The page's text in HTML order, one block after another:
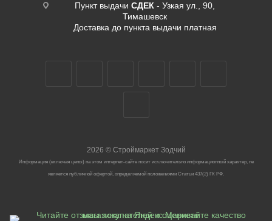
Пункт выдачи СДЕК - Узкая ул., 90,
Тимашевск
Доставка до пункта выдачи платная
2026 ©Строймаркет Зодчий
Информация (включая цены) на этом интернет-сайте носит исключительно информационный характер, не
является публичной офертой, определяемой положениями Статьи 437(2) ГК РФ.